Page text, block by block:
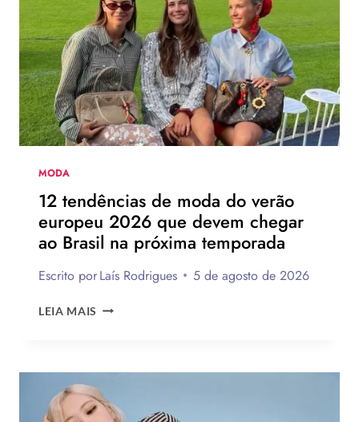
MODA
12 tendências de moda do verão
europeu 2026 que devem chegar
ao Brasil na próxima temporada
Escrito porLaís Rodrigues 5 de agosto de 2026
LEIA MAIS
DO
VERÃO
EUROPEU